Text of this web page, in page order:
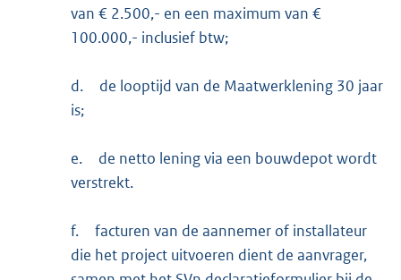
van € 2.500,- en een maximum van €
100.000,- inclusief btw;
d.
de looptijd van de Maatwerklening 30 jaar
is;
e.
de netto lening via een bouwdepot wordt
verstrekt.
f.
facturen van de aannemer of installateur
die het project uitvoeren dient de aanvrager,